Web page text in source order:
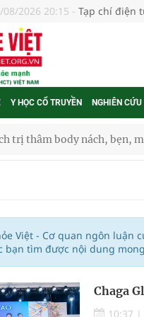
2026 20:15 - Tạp chí điện
Y HỌC CỔ TRUYỀN NGHIÊN CỨU
trị thâm body nách, bẹn,
Khi việc học bắt đầu từ trải
kinh doanh dược liệu
hy vọng mới trong phòng
Việt - Cơ quan ngôn luận
bạn tìm được nội dung
Chaga
10:37 |